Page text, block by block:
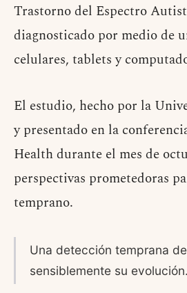
Trastorno del Espectro
diagnosticado por medio de
celulares, tablets y
El estudio, hecho por la
y presentado en la
Health durante el mes de
perspectivas prometedoras
temprano.
Una detección temprana
sensiblemente su evolución.